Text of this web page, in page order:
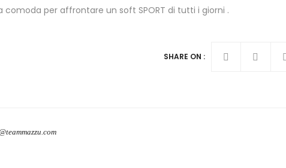
comoda per affrontare un soft SPORT di tutti i giorni .
SHARE ON :